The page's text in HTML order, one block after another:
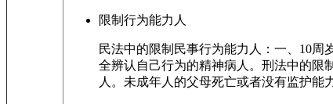
限制行为能力人
民法中的限制民事行为能力人：一、10
全辨认自己行为的精神病人。刑法中的限
人。未成年人的父母死亡或者没有监护能